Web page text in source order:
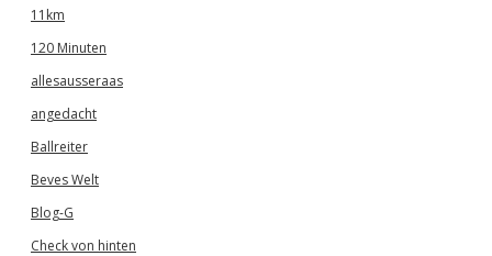
11km
120 Minuten
allesausseraas
angedacht
Ballreiter
Beves Welt
Blog-G
Check von hinten